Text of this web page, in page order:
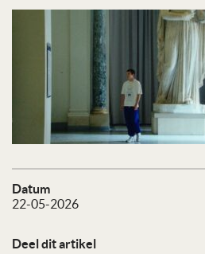
Datum
22-05-2026
Deel dit artikel